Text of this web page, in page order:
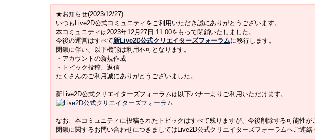
★お知らせ(2023/12/27)
いつもLive2D公式コミュニティをご利用いただき誠にありがとうございます。
本コミュニティは2023年12月27日 11:00をもって閉鎖いたしました。
今後の運営はすべて新Live2D公式クリエイターズフォーラムに移行します。
閉鎖に伴い、以下機能は利用不可となります。
・アカウントの新規作成
・トピック投稿、返信
たくさんのご利用誠にありがとうございました。
新Live2D公式クリエイターズフォーラムは以下バナーよりご利用いただけます。
なお、本コミュニティに投稿されたトピックはすべて残りますが、今後削除する可能性が
閉鎖に関するお問い合わせにつきましてはLive2D公式クリエイターズフォーラムへご連絡